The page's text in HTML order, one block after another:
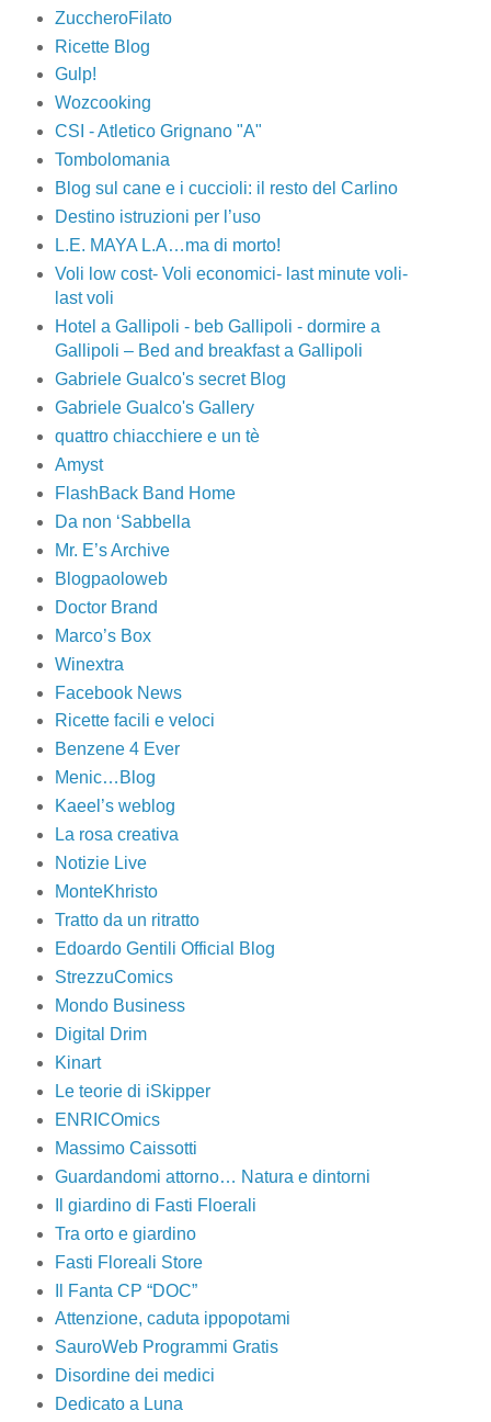
ZuccheroFilato
Ricette Blog
Gulp!
Wozcooking
CSI - Atletico Grignano "A"
Tombolomania
Blog sul cane e i cuccioli: il resto del Carlino
Destino istruzioni per l’uso
L.E. MAYA L.A…ma di morto!
Voli low cost- Voli economici- last minute voli-
last voli
Hotel a Gallipoli - beb Gallipoli - dormire a
Gallipoli – Bed and breakfast a Gallipoli
Gabriele Gualco's secret Blog
Gabriele Gualco's Gallery
quattro chiacchiere e un tè
Amyst
FlashBack Band Home
Da non ‘Sabbella
Mr. E’s Archive
Blogpaoloweb
Doctor Brand
Marco’s Box
Winextra
Facebook News
Ricette facili e veloci
Benzene 4 Ever
Menic…Blog
Kaeel’s weblog
La rosa creativa
Notizie Live
MonteKhristo
Tratto da un ritratto
Edoardo Gentili Official Blog
StrezzuComics
Mondo Business
Digital Drim
Kinart
Le teorie di iSkipper
ENRICOmics
Massimo Caissotti
Guardandomi attorno… Natura e dintorni
Il giardino di Fasti Floerali
Tra orto e giardino
Fasti Floreali Store
Il Fanta CP “DOC”
Attenzione, caduta ippopotami
SauroWeb Programmi Gratis
Disordine dei medici
Dedicato a Luna